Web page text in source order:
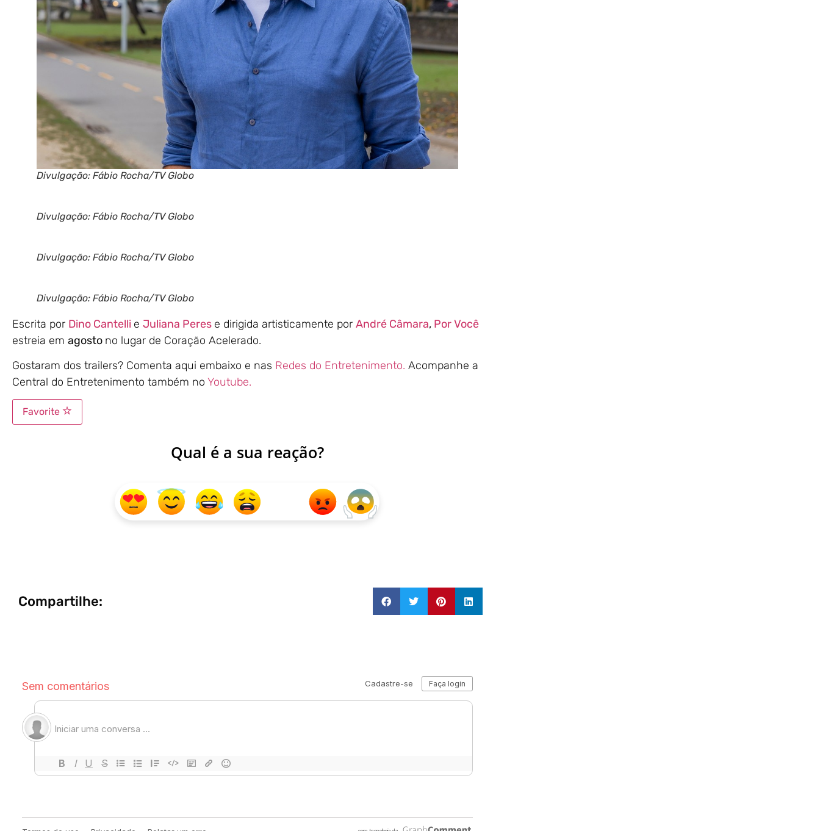
Divulgação: Fábio Rocha/TV Globo
Divulgação: Fábio Rocha/TV Globo
Divulgação: Fábio Rocha/TV Globo
Divulgação: Fábio Rocha/TV Globo
Escrita por Dino Cantelli e Juliana Peres e dirigida artisticamente por André Câmara, Por Você
estreia em agosto no lugar de Coração Acelerado.
Gostaram dos trailers? Comenta aqui embaixo e nas Redes do Entretenimento. Acompanhe a
Central do Entretenimento também no Youtube.
Favorite
Qual é a sua reação?
Compartilhe: